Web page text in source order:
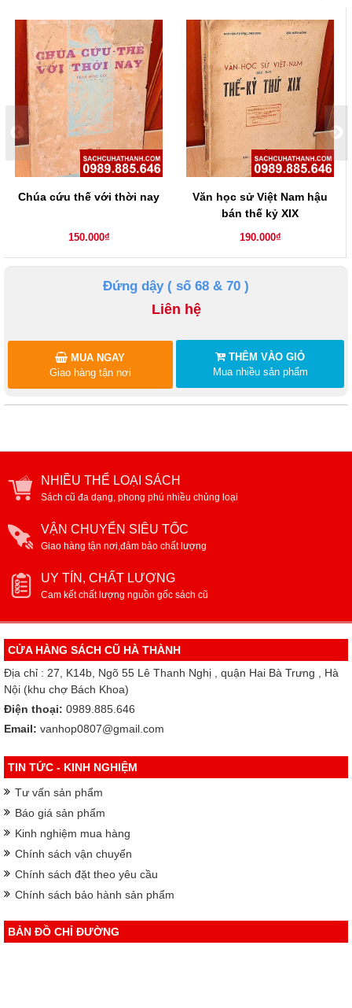
Chúa cứu thế với thời nay
150.000₫
Văn học sử Việt Nam hậu
bán thế kỷ XIX
190.000₫
Đứng dậy ( số 68 & 70 )
Liên hệ
THÊM VÀO GIỎ
Mua nhiều sản phẩm
MUA NGAY
Giao hàng tận nơi
NHIỀU THỂ LOẠI SÁCH
Sách cũ đa dạng, phong phú nhiều chủng loại
VẬN CHUYỂN SIÊU TỐC
Giao hàng tận nơi,đảm bảo chất lượng
UY TÍN, CHẤT LƯỢNG
Cam kết chất lượng nguồn gốc sách cũ
CỬA HÀNG SÁCH CŨ HÀ THÀNH
Địa chỉ : 27, K14b, Ngõ 55 Lê Thanh Nghị , quận Hai Bà Trưng , Hà
Nội (khu chợ Bách Khoa)
Điện thoại: 0989.885.646
Email: vanhop0807@gmail.com
TIN TỨC - KINH NGHIỆM
Tư vấn sản phẩm
Báo giá sản phẩm
Kinh nghiệm mua hàng
Chính sách vận chuyển
Chính sách đặt theo yêu cầu
Chính sách bảo hành sản phẩm
BẢN ĐỒ CHỈ ĐƯỜNG